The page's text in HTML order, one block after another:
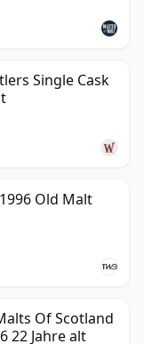
Single Cask
Old Malt
Of Scotland
22 Jahre alt